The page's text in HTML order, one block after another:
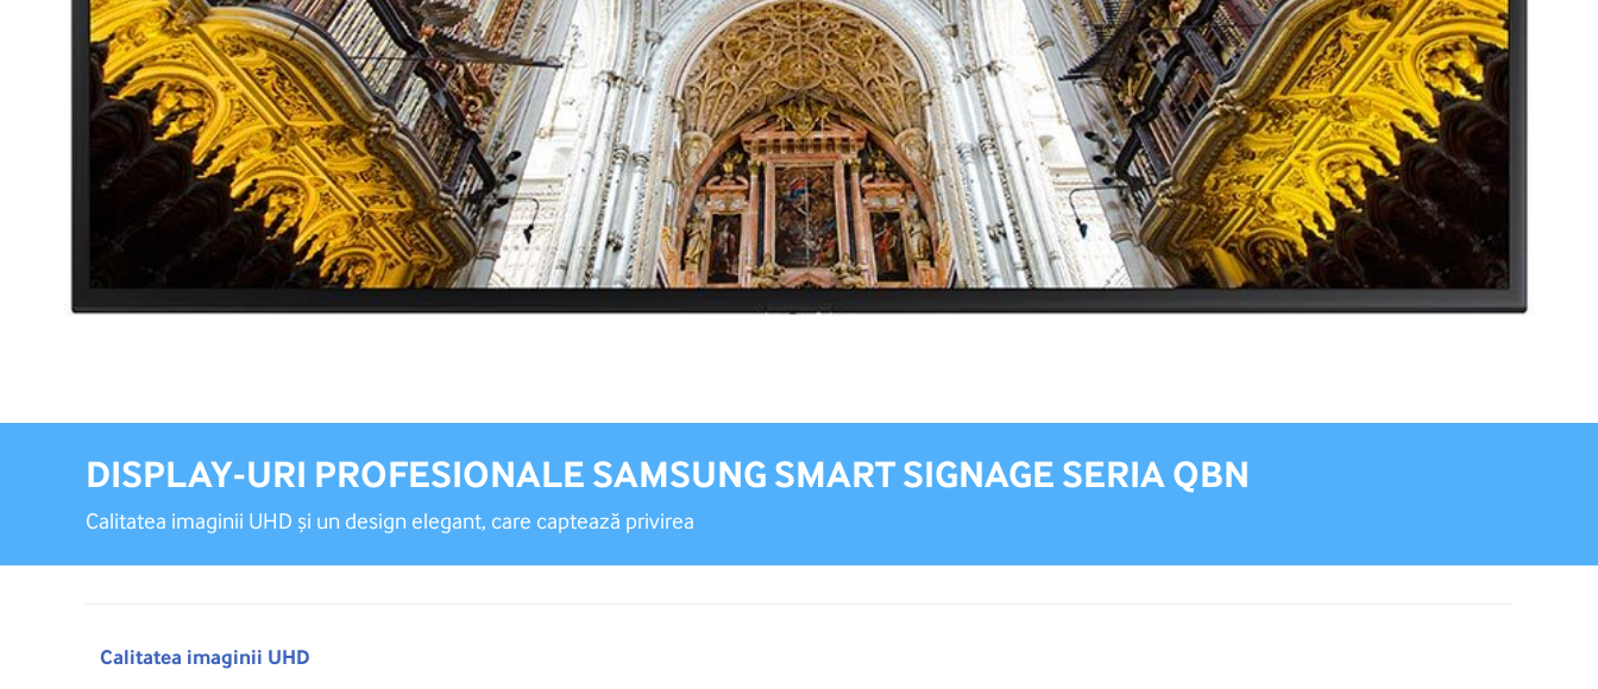
DISPLAY-URI PROFESIONALE SAMSUNG SMART SIGNAGE SERIA QBN
Calitatea imaginii UHD și un design elegant, care captează privirea
Calitatea imaginii UHD